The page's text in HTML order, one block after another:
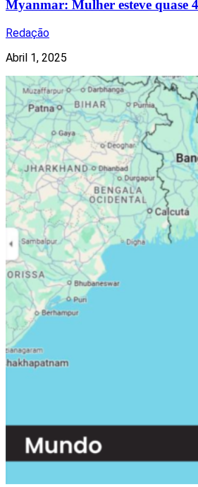
Myanmar: Mulher esteve quase
Redação
Abril 1, 2025